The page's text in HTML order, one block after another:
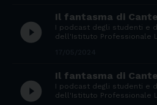
play_circle_filled
Il fantasma di
I podcast degli studenti e
dell'Istituto Professionale
play_circle_filled
Il fantasma di
I podcast degli studenti e
dell'Istituto Professionale